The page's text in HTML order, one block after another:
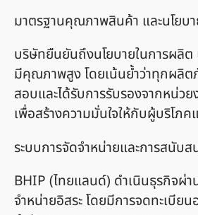
มาตรฐานคุณภาพสินค้า และนโยบ
บริษัทยืนยันถึงนโยบายในการผลิ
มีคุณภาพสูง โดยเน้นย้ำว่าทุกผลิ
สอบและได้รับการรับรองจากหน่ว
เพื่อสร้างความมั่นใจให้กับผู้บริโภ
ระบบการจัดจำหน่ายและการสนับ
BHIP (ไทยแลนด์) ดำเนินธุรกิจผ่
จำหน่ายอิสระ โดยมีการจดทะเบีย